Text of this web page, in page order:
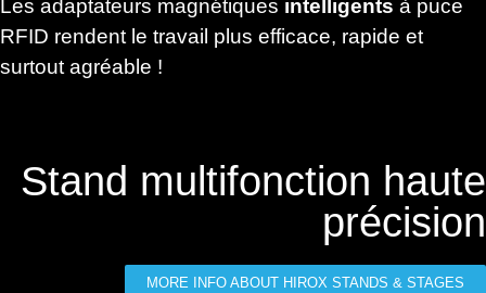
Les adaptateurs magnétiques intelligents à puce
RFID rendent le travail plus efficace, rapide et
surtout agréable !
Stand multifonction haute
précision
MORE INFO ABOUT HIROX STANDS & STAGES